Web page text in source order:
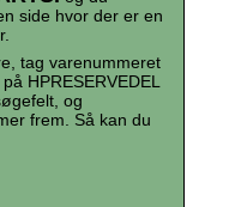
side hvor der er en
tag varenummeret
HPRESERVEDEL
og
frem. Så kan du